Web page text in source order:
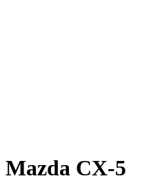
Mazda CX-5